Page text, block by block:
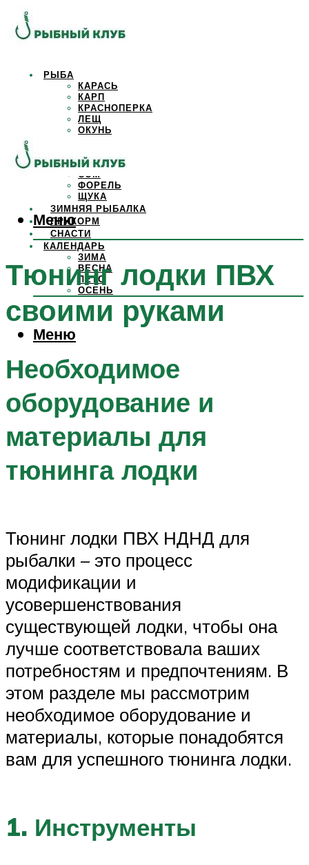
РЫБА
КАРАСЬ
КАРП
КРАСНОПЕРКА
ЛЕЩ
ОКУНЬ
САЗАН
СОМ
ФОРЕЛЬ
ЩУКА
ЗИМНЯЯ РЫБАЛКА
ПРИКОРМ
СНАСТИ
КАЛЕНДАРЬ
ЗИМА
ВЕСНА
ЛЕТО
ОСЕНЬ
Меню
Меню
Тюнинг лодки ПВХ
своими руками
Необходимое
оборудование и
материалы для
тюнинга лодки
Тюнинг лодки ПВХ НДНД для
рыбалки – это процесс
модификации и
усовершенствования
существующей лодки, чтобы она
лучше соответствовала ваших
потребностям и предпочтениям. В
этом разделе мы рассмотрим
необходимое оборудование и
материалы, которые понадобятся
вам для успешного тюнинга лодки.
1. Инструменты